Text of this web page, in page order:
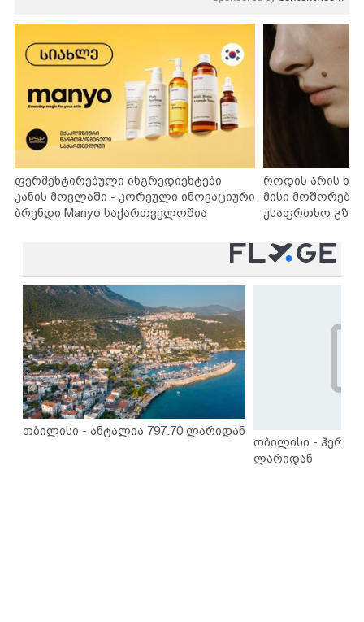
ფერმენტირებული ინგრედიენტები
კანის მოვლაში - კორეული ინოვაციური
ბრენდი Manyo საქართველოშია
როდის არის
მისი
უსაფრთხო
თბილისი - ანტალია 797.70 ლარიდან
თბილისი -
ლარიდან